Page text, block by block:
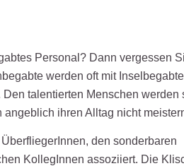
Personal? Dann vergessen
werden oft mit
talentierten Menschen werden
ihren Alltag nicht
den sonderbaren
KollegInnen assoziiert. Die